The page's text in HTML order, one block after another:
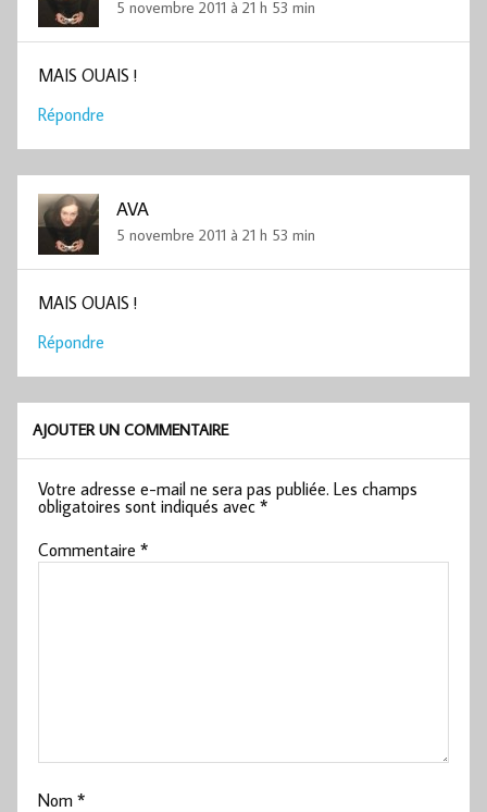
5 novembre 2011 à 21 h 53 min
MAIS OUAIS !
Répondre
AVA
5 novembre 2011 à 21 h 53 min
MAIS OUAIS !
Répondre
AJOUTER UN COMMENTAIRE
Votre adresse e-mail ne sera pas publiée. Les champs
obligatoires sont indiqués avec*
Commentaire*
Nom*